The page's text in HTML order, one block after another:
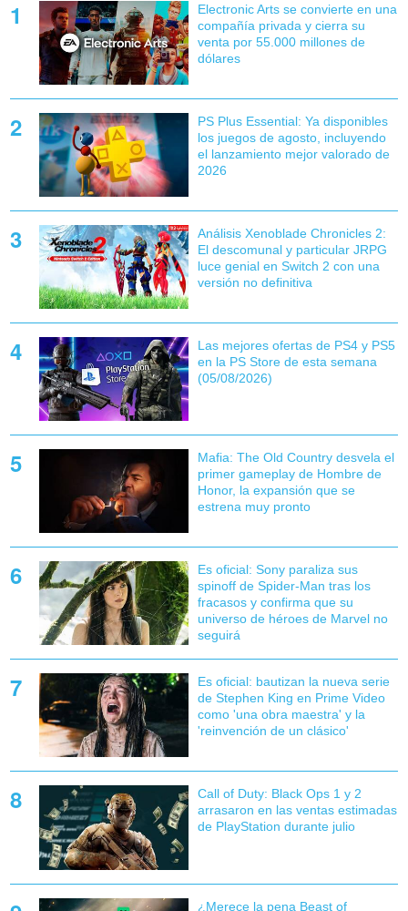
Electronic Arts se convierte en una
compañía privada y cierra su
venta por 55.000 millones de
dólares
PS Plus Essential: Ya disponibles
los juegos de agosto, incluyendo
el lanzamiento mejor valorado de
2026
Análisis Xenoblade Chronicles 2:
El descomunal y particular JRPG
luce genial en Switch 2 con una
versión no definitiva
Las mejores ofertas de PS4 y PS5
en la PS Store de esta semana
(05/08/2026)
Mafia: The Old Country desvela el
primer gameplay de Hombre de
Honor, la expansión que se
estrena muy pronto
Es oficial: Sony paraliza sus
spinoff de Spider-Man tras los
fracasos y confirma que su
universo de héroes de Marvel no
seguirá
Es oficial: bautizan la nueva serie
de Stephen King en Prime Video
como 'una obra maestra' y la
'reinvención de un clásico'
Call of Duty: Black Ops 1 y 2
arrasaron en las ventas estimadas
de PlayStation durante julio
¿Merece la pena Beast of